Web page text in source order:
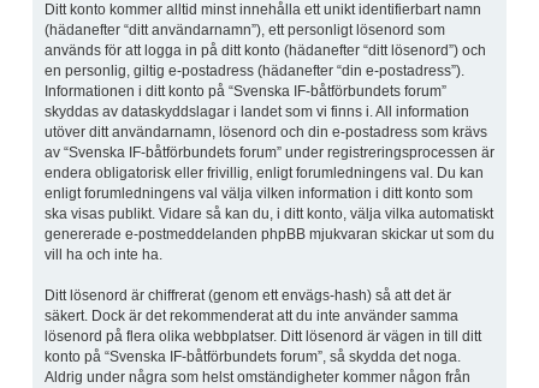
Ditt konto kommer alltid minst innehålla ett unikt identifierbart namn
(hädanefter “ditt användarnamn”), ett personligt lösenord som
används för att logga in på ditt konto (hädanefter “ditt lösenord”) och
en personlig, giltig e-postadress (hädanefter “din e-postadress”).
Informationen i ditt konto på “Svenska IF-båtförbundets forum”
skyddas av dataskyddslagar i landet som vi finns i. All information
utöver ditt användarnamn, lösenord och din e-postadress som krävs
av “Svenska IF-båtförbundets forum” under registreringsprocessen är
endera obligatorisk eller frivillig, enligt forumledningens val. Du kan
enligt forumledningens val välja vilken information i ditt konto som
ska visas publikt. Vidare så kan du, i ditt konto, välja vilka automatiskt
genererade e-postmeddelanden phpBB mjukvaran skickar ut som du
vill ha och inte ha.
Ditt lösenord är chiffrerat (genom ett envägs-hash) så att det är
säkert. Dock är det rekommenderat att du inte använder samma
lösenord på flera olika webbplatser. Ditt lösenord är vägen in till ditt
konto på “Svenska IF-båtförbundets forum”, så skydda det noga.
Aldrig under några som helst omständigheter kommer någon från